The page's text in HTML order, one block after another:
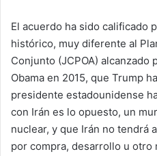
El acuerdo ha sido calificado
histórico, muy diferente al
Conjunto (JCPOA) alcanzado
Obama en 2015, que Trump
presidente estadounidense
con Irán es lo opuesto, un
nuclear, y que Irán no tendrá
por compra, desarrollo u otro